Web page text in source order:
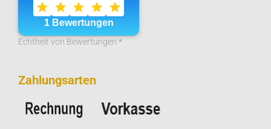
Echtheit von Bewertungen *
Zahlungsarten